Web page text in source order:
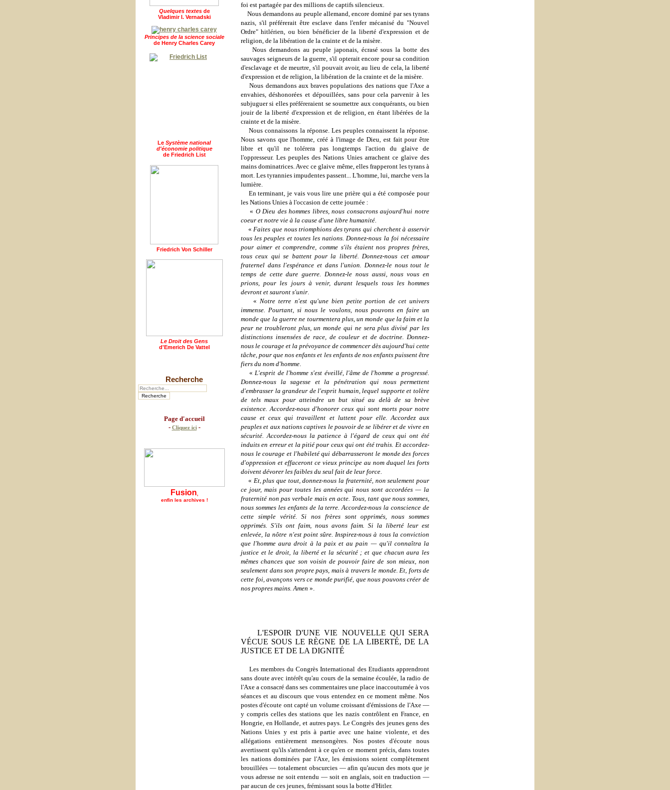
Quelques textes de
Vladimir I. Vernadski
Principes de la science sociale
de Henry Charles Carey
Le Système national
d'économie politique
de Friedrich List
Friedrich Von Schiller
Le Droit des Gens
d'Emerich De Vattel
Recherche
Page d'accueil
- Cliquez ici-
Fusion
enfin les archives !
foi est partagée par des millions de captifs silencieux.
Nous demandons au peuple allemand, encore dominé par ses tyrans
nazis, s'il préférerait être esclave dans l'enfer mécanisé du "Nouvel
Ordre" hitlérien, ou bien bénéficier de la liberté d'expression et de
religion, de la libération de la crainte et de la misère.
Nous demandons au peuple japonais, écrasé sous la botte des
sauvages seigneurs de la guerre, s'il opterait encore pour sa condition
d'esclavage et de meurtre, s'il pouvait avoir, au lieu de cela, la liberté
d'expression et de religion, la libération de la crainte et de la misère.
Nous demandons aux braves populations des nations que l'Axe a
envahies, déshonorées et dépouillées, sans pour cela parvenir à les
subjuguer si elles préféreraient se soumettre aux conquérants, ou bien
jouir de la liberté d'expression et de religion, en étant libérées de la
crainte et de la misère.
Nous connaissons la réponse. Les peuples connaissent la réponse.
Nous savons que l'homme, créé à l'image de Dieu, est fait pour être
libre et qu'il ne tolérera pas longtemps l'action du glaive de
l'oppresseur. Les peuples des Nations Unies arrachent ce glaive des
mains dominatrices. Avec ce glaive même, elles frapperont les tyrans à
mort. Les tyrannies impudentes passent... L'homme, lui, marche vers la
lumière.
En terminant, je vais vous lire une prière qui a été composée pour
les Nations Unies à l'occasion de cette journée :
« O Dieu des hommes libres, nous consacrons aujourd'hui notre
coeur et notre vie à la cause d'une libre humanité
« Faites que nous triomphions des tyrans qui cherchent à asservir
tous les peuples et toutes les nations. Donnez-nous la foi nécessaire
pour aimer et comprendre, comme s'ils étaient nos propres frères,
tous ceux qui se battent pour la liberté. Donnez-nous cet amour
fraternel dans l'espérance et dans l'union. Donnez-le nous tout le
temps de cette dure guerre. Donnez-le nous aussi, nous vous en
prions, pour les jours à venir, durant lesquels tous les hommes
devront et sauront s'unir
« Notre terre n'est qu'une bien petite portion de cet univers
immense. Pourtant, si nous le voulons, nous pouvons en faire un
monde que la guerre ne tourmentera plus, un monde que la faim et la
peur ne troubleront plus, un monde qui ne sera plus divisé par les
distinctions insensées de race, de couleur et de doctrine. Donnez-
nous le courage et la prévoyance de commencer dès aujourd'hui cette
tâche, pour que nos enfants et les enfants de nos enfants puissent être
fiers du nom d'homme
« L'esprit de l'homme s'est éveillé, l'âme de l'homme a progressé.
Donnez-nous la sagesse et la pénétration qui nous permettent
d'embrasser la grandeur de l'esprit humain, lequel supporte et tolère
de tels maux pour atteindre un but situé au delà de sa brève
existence. Accordez-nous d'honorer ceux qui sont morts pour notre
cause et ceux qui travaillent et luttent pour elle. Accordez aux
peuples et aux nations captives le pouvoir de se libérer et de vivre en
sécurité. Accordez-nous la patience à l'égard de ceux qui ont été
induits en erreur et la pitié pour ceux qui ont été trahis. Et accordez-
nous le courage et l'habileté qui débarrasseront le monde des forces
d'oppression et effaceront ce vieux principe au nom duquel les forts
doivent dévorer les faibles du seul fait de leur force
« Et, plus que tout, donnez-nous la fraternité, non seulement pour
ce jour, mais pour toutes les années qui nous sont accordées — la
fraternité non pas verbale mais en acte. Tous, tant que nous sommes,
nous sommes les enfants de la terre. Accordez-nous la conscience de
cette simple vérité. Si nos frères sont opprimés, nous sommes
opprimés. S'ils ont faim, nous avons faim. Si la liberté leur est
enlevée, la nôtre n'est point sûre. Inspirez-nous à tous la conviction
que l'homme aura droit à la paix et au pain — qu'il connaîtra la
justice et le droit, la liberté et la sécurité ; et que chacun aura les
mêmes chances que son voisin de pouvoir faire de son mieux, non
seulement dans son propre pays, mais à travers le monde. Et, forts de
cette foi, avançons vers ce monde purifié, que nous pouvons créer de
nos propres mains. Amen ».
L'ESPOIR D'UNE VIE NOUVELLE QUI SERA
VÉCUE SOUS LE RÈGNE DE LA LIBERTÉ, DE LA
JUSTICE ET DE LA DIGNITÉ
Les membres du Congrès International des Etudiants apprendront
sans doute avec intérêt qu'au cours de la semaine écoulée, la radio de
l'Axe a consacré dans ses commentaires une place inaccoutumée à vos
séances et au discours que vous entendez en ce moment même. Nos
postes d'écoute ont capté un volume croissant d'émissions de l'Axe —
y compris celles des stations que les nazis contrôlent en France, en
Hongrie, en Hollande, et autres pays. Le Congrès des jeunes gens des
Nations Unies y est pris à partie avec une haine violente, et des
allégations entièrement mensongères. Nos postes d'écoute nous
avertissent qu'ils s'attendent à ce qu'en ce moment précis, dans toutes
les nations dominées par l'Axe, les émissions soient complètement
brouillées — totalement obscurcies — afin qu'aucun des mots que je
vous adresse ne soit entendu — soit en anglais, soit en traduction —
par aucun de ces jeunes, frémissant sous la botte d'Hitler.